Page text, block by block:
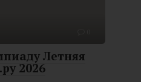
Летняя
2026